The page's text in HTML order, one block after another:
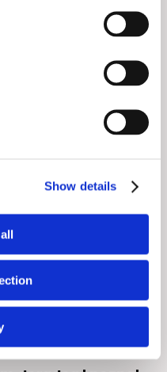
Show details
cena w ostatnich 30
56 900 zł brutto
od